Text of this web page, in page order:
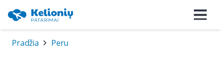
Pradžia Peru